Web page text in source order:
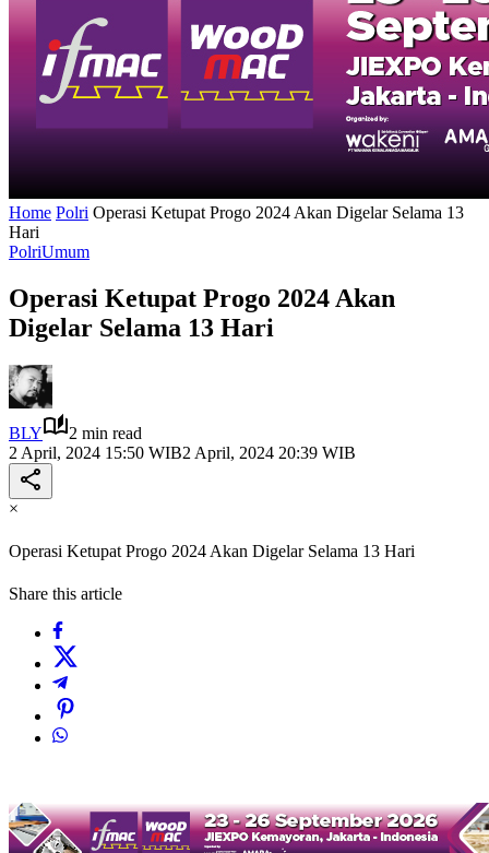
Home Polri Operasi Ketupat Progo 2024 Akan Digelar Selama 13
Hari
PolriUmum
Operasi Ketupat Progo 2024 Akan
Digelar Selama 13 Hari
BLY
2 min read
2 April, 2024 15:50 WIB2 April, 2024 20:39 WIB
×
Operasi Ketupat Progo 2024 Akan Digelar Selama 13 Hari
Share this article